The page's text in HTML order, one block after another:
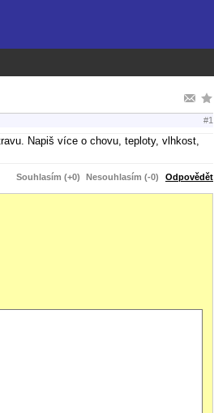
#1
Napiš více o chovu, teploty, vlhkost,
Souhlasím (+0) Nesouhlasím (-0) Odpovědět